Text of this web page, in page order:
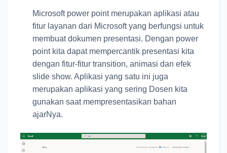
Microsoft power point merupakan aplikasi atau
fitur layanan dari Microsoft yang berfungsi untuk
membuat dokumen presentasi. Dengan power
point kita dapat mempercantik presentasi kita
dengan fitur-fitur transition, animasi dan efek
slide show. Aplikasi yang satu ini juga
merupakan aplikasi yang sering Dosen kita
gunakan saat mempresentasikan bahan
ajarNya.